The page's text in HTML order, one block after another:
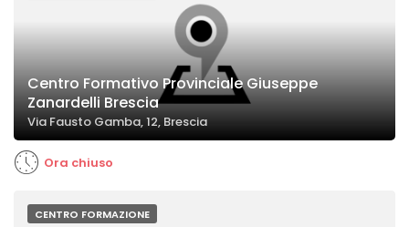
Centro Formativo Provinciale Giuseppe
Zanardelli Brescia
Via Fausto Gamba, 12, Brescia
Ora chiuso
CENTRO FORMAZIONE